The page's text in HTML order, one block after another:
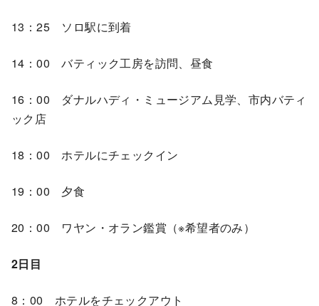
13：25 ソロ駅に到着
14：00 バティック工房を訪問、昼食
16：00 ダナルハディ・ミュージアム見学、市内バティ
ック店
18：00 ホテルにチェックイン
19：00 夕食
20：00 ワヤン・オラン鑑賞（※希望者のみ）
2日目
8：00 ホテルをチェックアウト